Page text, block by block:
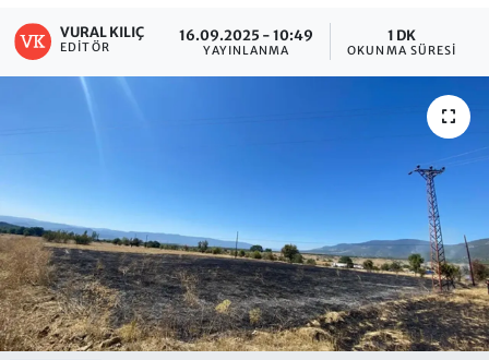
VURAL KILIÇ
EDITÖR
16.09.2025 - 10:49
YAYINLANMA
1 DK
OKUNMA SÜRESI
Son Dakika Haberleri
Haber Arşivi